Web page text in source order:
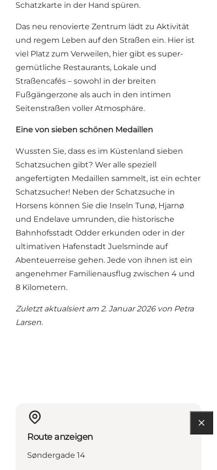
Schatzkarte in der Hand spüren.
Das neu renovierte Zentrum lädt zu Aktivität
und regem Leben auf den Straßen ein. Hier ist
viel Platz zum Verweilen, hier gibt es super-
gemütliche Restaurants, Lokale und
Straßencafés – sowohl in der breiten
Fußgängerzone als auch in den intimen
Seitenstraßen voller Atmosphäre.
Eine von sieben schönen Medaillen
Wussten Sie, dass es im Küstenland sieben
Schatzsuchen gibt? Wer alle speziell
angefertigten Medaillen sammelt, ist ein echter
Schatzsucher! Neben der Schatzsuche in
Horsens können Sie die Inseln Tunø, Hjarnø
und Endelave umrunden, die historische
Bahnhofsstadt Odder erkunden oder in der
ultimativen Hafenstadt Juelsminde auf
Abenteuerreise gehen. Jede von ihnen ist ein
angenehmer Familienausflug zwischen 4 und
8 Kilometern.
Zuletzt aktualsiert am 2. Januar 2026 von Petra
Larsen.
Route anzeigen
Søndergade 14